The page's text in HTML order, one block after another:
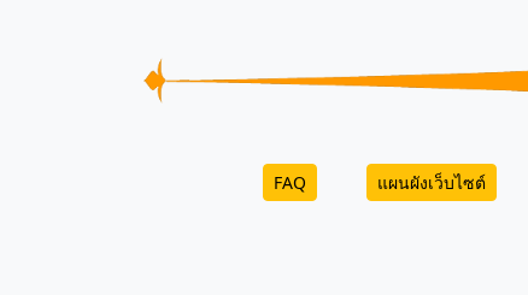
FAQ แผนผังเว็บไซต์